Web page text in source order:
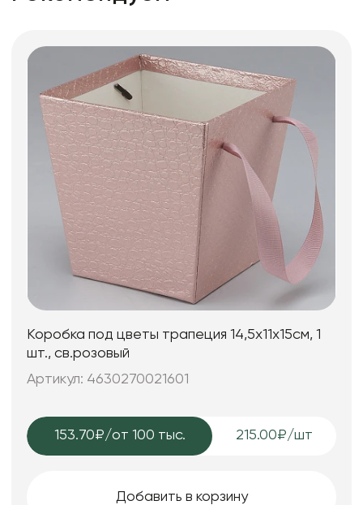
Коробка под цветы трапеция 14,5x11х15см, 1
шт., св.розовый
Артикул: 4630270021601
153.70₽/от 100 тыс. 215.00₽/шт
Добавить в корзину